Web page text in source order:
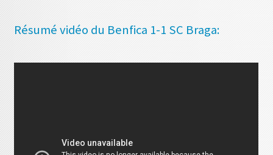
Résumé vidéo du Benfica 1-1 SC Braga: